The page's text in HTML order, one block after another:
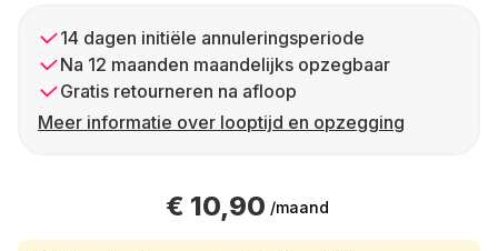
14 dagen initiële annuleringsperiode
Na 12 maanden maandelijks opzegbaar
Gratis retourneren na afloop
Meer informatie over looptijd en opzegging
€ 10,90 /maand